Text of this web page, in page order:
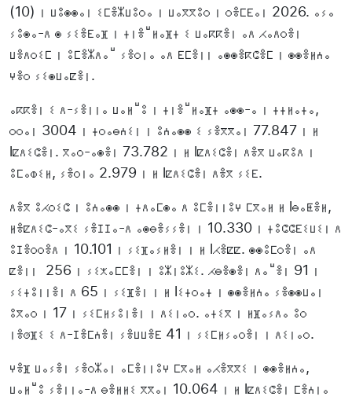
(10) ⵏ ⵡⵓⵙⵙⴰⵏ ⵉⵎⴻⵣⵡⵓⵔⴰ ⵏ ⵡⴰⴳⴳⵓⵔ ⵏ ⵔⴻⵎⴹⴰⵏ 2026. ⴰⵢⴰ
ⵢⵓⵙⴰ-ⴷ ⵙ ⵢⵉⴻⴹⴰⴼ ⵏ ⵜⵏⴻⵯⵍⴰⴼⵜ ⵉ ⵡⴰⴽⴽⴻⵏ ⴰⴷ ⵃⴰⴷⵔⴻⵏ
ⵡⴻⴷⵔⵉⵎ ⵏ ⵓⵎⴻⵣⴷⴰⵯ ⵢⴻⵔⵏⴰ ⴰⴷ ⴹⵎⴻⵏⵏ ⴰⵙⵙⴻⴽⵛⴻⵎ ⵏ ⵙⵙⴻⵍⵄⴰ
ⵖⴻⵔ ⵢⵉⵙⵡⴰⵇⴻⵏ.
ⴰⴽⴽⴻⵏ ⵉ ⴷ-ⵢⴻⵏⵏⴰ ⵡⴰⵍⵯⵓ ⵏ ⵜⵏⴻⵯⵍⴰⴼⵜ ⴰⵙⵙ-ⴰ ⵏ ⵜⵜⵍⴰⵜⴰ,
ⵔⵔⴰⵏ 3004 ⵏ ⵜⵔⴰⴱⵄⵉⵏ ⵏ ⵓⵄⴰⵙⵙ ⵉ ⵢⴻⴳⴳⴰⵏ 77.847 ⵏ ⵍ
lⵇⴷⵉⵛⴻⵏ. ⴳⴰⵔ-ⴰⵙⴻⵏ 73.782 ⵏ ⵍ lⵇⴷⵉⵛⴻⵏ ⴷⴻⴳ ⵡⴰⴽⵓⴷ ⵏ
ⵓⵎⴰⵀⵉⵍ, ⵢⴻⵔⵏⴰ 2.979 ⵏ ⵍ lⵇⴷⵉⵛⴻⵏ ⴷⴻⴳ ⵢⵉⴹ.
ⴷⴻⴳ ⵓⵃⵔⵉⵛ ⵏ ⵓⵄⴰⵙⵙ ⵏ ⵜⴷⴰⵎⵙⴰ ⴷ ⵓⵎⴻⵏⵏⵓⵖ ⵎⴳⴰⵍ ⵍ lⴱⴰⵟⴻⵍ,
ⵍⴻⵇⴷⵉⵛ-ⴰⴳⵉ ⵢⴻⵊⵊⴰ-ⴷ ⴰⵙⴱⴻⵢⵢⴻⵏ ⵏ 10.330 ⵏ ⵜⵓⵛⵛⴹⵉⵡⵉⵏ ⴷ
ⵓⵊⴻⵔⵔⴻⴷ ⵏ 10.101 ⵏ ⵢⵉⴼⴰⵢⵍⴻⵏ ⵏ ⵍ lⵃⴻⵇⵇ. ⵙⵙⵓⵎⵔⴻⵏ ⴰⴷ
ⵇⴻⵏⵏ 256 ⵏ ⵢⵉⵅⴰⵎⵎⴻⵏ ⵏ ⵓⵣⵏⵓⵣⵉ. ⵃⴱⴻⵙⴻⵏ ⴷⴰⵯⴻⵏ 91 ⵏ
ⵢⵉⵜⵓⵏⵏⴻⵏ ⴷ 65 ⵏ ⵢⵉⴼⴻⵏ ⵏ ⵍ lⵉⵜⵔⴰⵜ ⵏ ⵙⵙⴻⵍⵄⴰ ⵢⴻⵙⵙⵡⴰⵏ
ⵓⴳⴰⵔ ⵏ 17 ⵏ ⵢⵉⵎⵍⵢⵓⵏⴻⵏ ⵏ ⴷⵉⵏⴰⵔ. ⴰⵜⵉⴳ ⵏ ⵍⴼⴰⵢⴷⴰ ⵓⵔ
ⵏⴻⵚⴼⵉ ⵉ ⴷ-ⵊⴻⵎⵄⴻⵏ ⵢⴻⵡⵡⴻⴹ 41 ⵏ ⵢⵉⵎⵍⵢⴰⵔⴻⵏ ⵏ ⴷⵉⵏⴰⵔ.
ⵖⴻⴼ ⵡⴰⵢⴻⵏ ⵢⴻⵔⵣⴰⵏ ⴰⵎⴻⵏⵏⵓⵖ ⵎⴳⴰⵍ ⴰⵃⴻⴳⴳⵉ ⵏ ⵙⵙⴻⵍⵄⴰ,
ⵡⴰⵍⵯⵓ ⵢⴻⵏⵏⴰ-ⴷ ⴱⴻⵍⵍⵉ ⴳⴳⴰⵏ 10.064 ⵏ ⵍ lⵇⴷⵉⵛⴻⵏ ⵎⴻⵄⵏⴰ